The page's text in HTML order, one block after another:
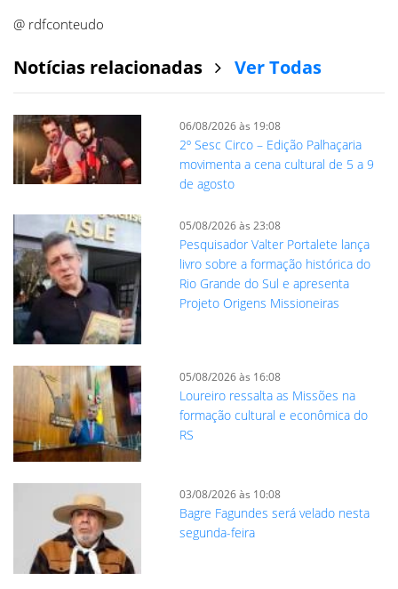
@ rdfconteudo
Notícias relacionadas Ver Todas
06/08/2026 às 19:08
2º Sesc Circo – Edição Palhaçaria
movimenta a cena cultural de 5 a 9
de agosto
05/08/2026 às 23:08
Pesquisador Valter Portalete lança
livro sobre a formação histórica do
Rio Grande do Sul e apresenta
Projeto Origens Missioneiras
05/08/2026 às 16:08
Loureiro ressalta as Missões na
formação cultural e econômica do
RS
03/08/2026 às 10:08
Bagre Fagundes será velado nesta
segunda-feira